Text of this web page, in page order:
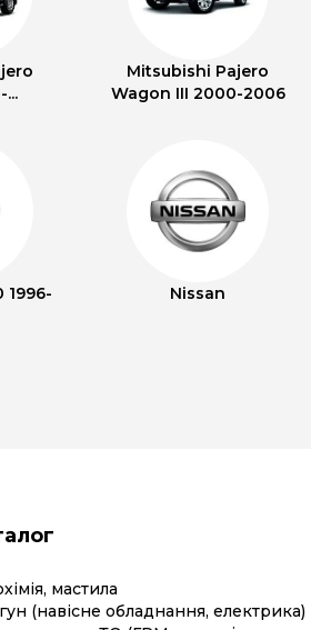
Mitsubishi Pajero
Wagon III 2000-2006
1996-
Nissan
мастила
(навісне обладнання, електрика)